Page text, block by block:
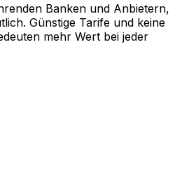
Banken und Anbietern,
Günstige Tarife und keine
mehr Wert bei jeder